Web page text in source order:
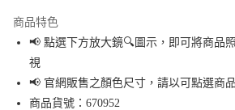
Apple Pay
街口支付
悠遊付
商品特色
📢 點選下方放大鏡🔍圖示，即可將商品
視
📢 官網販售之顏色尺寸，請以可點選商
商品貨號：670952